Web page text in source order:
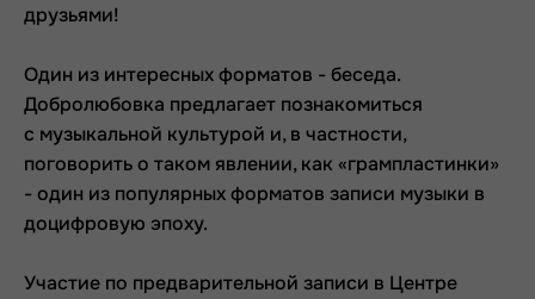
друзьями!
Один из интересных форматов - беседа.
Добролюбовка предлагает познакомиться
с музыкальной культурой и, в частности,
поговорить о таком явлении, как «грампластинки»
- один из популярных форматов записи музыки в
доцифровую эпоху.
Участие по предварительной записи в Центре